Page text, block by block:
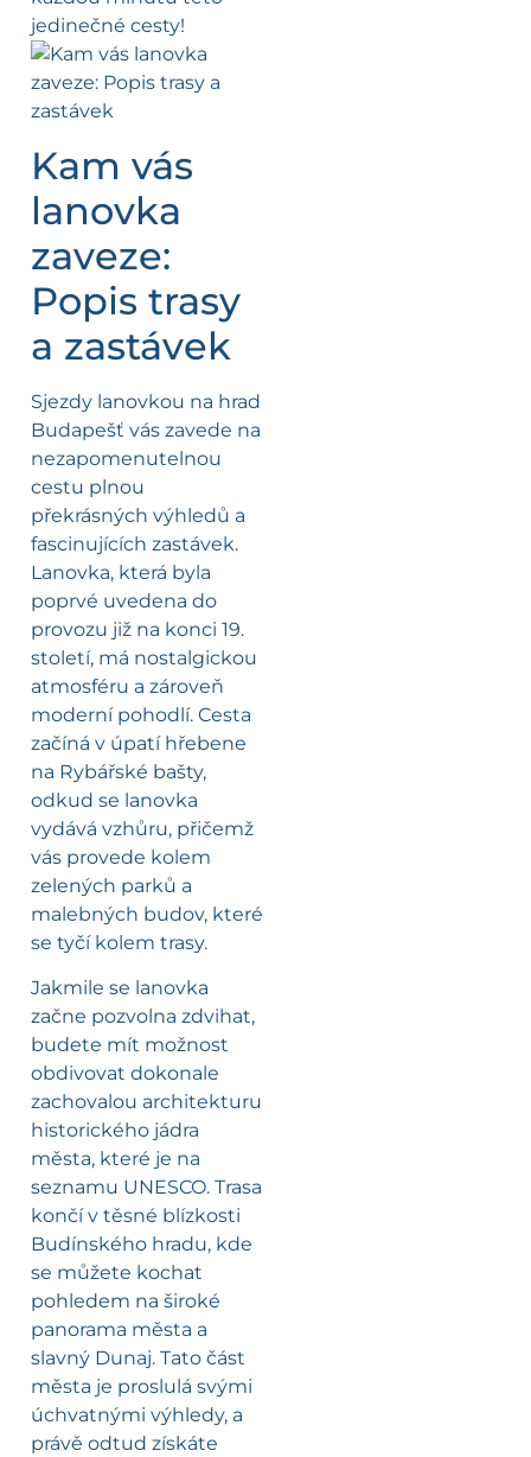
jedinečné cesty!
Kam vás
lanovka
zaveze:
Popis trasy
a zastávek
Sjezdy lanovkou na hrad
Budapešť vás zavede na
nezapomenutelnou
cestu plnou
překrásných výhledů a
fascinujících zastávek.
Lanovka, která byla
poprvé uvedena do
provozu již na konci 19.
století, má nostalgickou
atmosféru a zároveň
moderní pohodlí. Cesta
začíná v úpatí hřebene
na Rybářské bašty,
odkud se lanovka
vydává vzhůru, přičemž
vás provede kolem
zelených parků a
malebných budov, které
se tyčí kolem trasy.
Jakmile se lanovka
začne pozvolna zdvihat,
budete mít možnost
obdivovat dokonale
zachovalou architekturu
historického jádra
města, které je na
seznamu UNESCO. Trasa
končí v těsné blízkosti
Budínského hradu, kde
se můžete kochat
pohledem na široké
panorama města a
slavný Dunaj. Tato část
města je proslulá svými
úchvatnými výhledy, a
právě odtud získáte